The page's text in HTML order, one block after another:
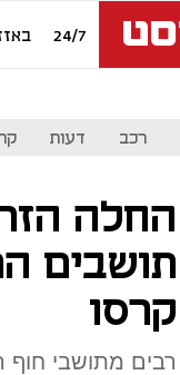
24/7
רכב דעות
החלה
תושבים
קרסו
רבים מתושבי